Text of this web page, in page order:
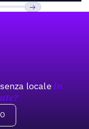
locale In